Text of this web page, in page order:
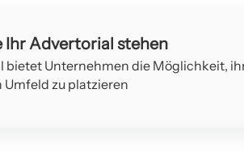
Ihr Advertorial stehen
bietet Unternehmen die Möglichkeit,
zu platzieren